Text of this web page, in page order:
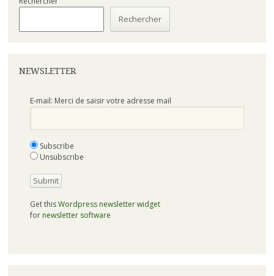
Rechercher
NEWSLETTER
E-mail: Merci de saisir votre adresse mail
Subscribe
Unsubscribe
Get thisWordpress newsletter widget
for newsletter software